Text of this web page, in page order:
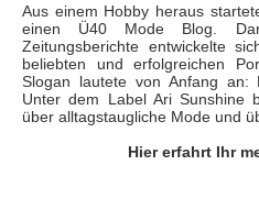
Aus einem Hobby heraus
einen Ü40 Mode Blog.
Zeitungsberichte entwickelte
beliebten und erfolgreichen
Slogan lautete von Anfang an:
Unter dem Label Ari Sunshine
über alltagstaugliche Mode und
Hier erfahrt Ihr